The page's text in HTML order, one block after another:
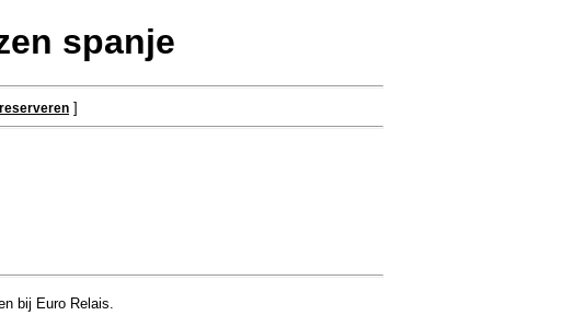
spanje
]
bij Euro Relais.